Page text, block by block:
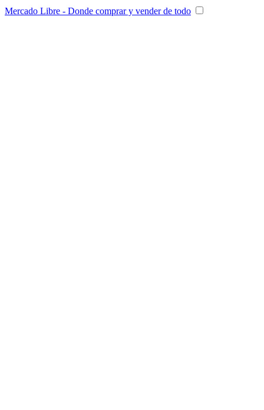
Mercado Libre - Donde comprar y vender de todo